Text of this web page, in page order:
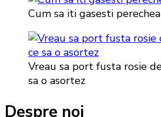
Cum sa iti gasesti
Vreau sa port fusta rosie
sa o asortez
Despre noi